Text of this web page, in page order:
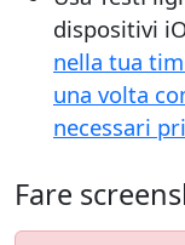
dispositivi
nella tua
una volta
necessari
Fare